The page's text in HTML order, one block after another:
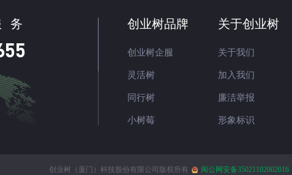
务 创业树品牌
创业树企服
灵活树
同行树
小树莓
关于创业树
关于我们
加入我们
廉洁举报
形象标识
创业树（厦门）科技股份有限公司版权所有 闽公网安备35021102002016